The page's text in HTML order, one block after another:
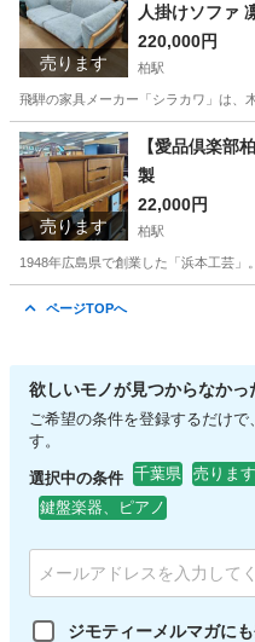
売ります
人掛けソファ
ドレスト付 レ
220,000円
柏駅
飛騨の家具メーカー「シラカワ」は、
千葉 柏市 柏駅 ソファ
売ります
【愛品倶楽部
製
22,000円
柏駅
1948年広島県で創業した「浜本工芸
ページTOPへ
欲しいモノが見つからなかっ
ご希望の条件を登録するだけ
す。
選択中の条件 千葉県 売りま
鍵盤楽器、ピアノ
ジモティーメルマガに